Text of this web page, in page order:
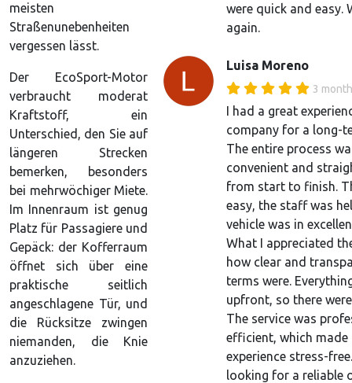
were quick and easy.
again.
Luisa Moreno
3
I had a great
company for a long-
The entire process
convenient and
from start to finish.
easy, the staff was
vehicle was in
What I appreciated
how clear and
terms were.
upfront, so there
The service was
efficient, which made
experience stress-
looking for a reliable
meisten
Straßenunebenheiten
vergessen lässt.
Der EcoSport-Motor
verbraucht moderat
Kraftstoff, ein
Unterschied, den Sie auf
längeren Strecken
bemerken, besonders
bei mehrwöchiger Miete.
Im Innenraum ist genug
Platz für Passagiere und
Gepäck: der Kofferraum
öffnet sich über eine
praktische seitlich
angeschlagene Tür, und
die Rücksitze zwingen
niemanden, die Knie
anzuziehen.